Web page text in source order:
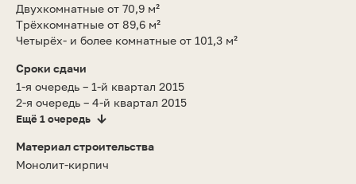
Двухкомнатные от 70,9 м²
Трёхкомнатные от 89,6 м²
Четырёх- и более комнатные от 101,3 м²
Сроки сдачи
1-я очередь – 1-й квартал 2015
2-я очередь – 4-й квартал 2015
Ещё 1 очередь
Материал строительства
Монолит-кирпич